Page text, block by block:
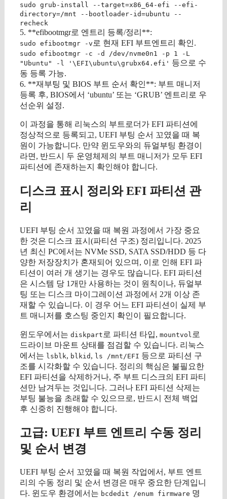
sudo grub-install --target=x86_64-efi --efi-
directory=/mnt --bootloader-id=ubuntu --
recheck
5. **efibootmgr로 엔트리 등록/정리**:
sudo efibootmgr -v 로 현재 EFI 부트엔트리 확인.
sudo efibootmgr -c -d /dev/nvme0n1 -p 1 -L
"Ubuntu" -l '\EFI\ubuntu\grubx64.efi' 등으로 수
동 등록 가능.
6. **재부팅 및 BIOS 부트 순서 확인**: 부트 매니저
등록 후, BIOS에서 ‘ubuntu’ 또는 ‘GRUB’ 엔트리로 우
선순위 설정.
이 과정을 통해 리눅스의 부트로더가 EFI 파티션에
정상적으로 등록되고, UEFI 부팅 순서 꼬였을 때 복
원이 가능합니다. 만약 윈도우와의 듀얼부팅 환경이
라면, 반드시 두 운영체제의 부트 매니저가 모두 EFI
파티션에 존재하는지 확인해야 합니다.
디스크 표시 정리와 EFI 파티션 관
리
UEFI 부팅 순서 꼬였을 때 복원 과정에서 가장 중요
한 것은 디스크 표시(파티션 구조) 정리입니다. 2025
년 최신 PC에서는 NVMe SSD, SATA SSD/HDD 등 다
양한 저장장치가 혼재되어 있으며, 이로 인해 EFI 파
티션이 여러 개 생기는 경우도 많습니다. EFI 파티션
은 시스템 당 1개만 사용하는 것이 원칙이나, 듀얼부
팅 또는 디스크 마이그레이션 과정에서 2개 이상 존
재할 수 있습니다. 이 경우 어느 EFI 파티션이 실제 부
트 매니저를 호스팅 중인지 확인이 필요합니다.
윈도우에서는 diskpart 로 파티션 타입, mountvol 로
드라이브 마운트 상태를 점검할 수 있습니다. 리눅스
에서는 lsblk, blkid , ls /mnt/EFI 등으로 파티션 구
조를 시각화할 수 있습니다. 정리의 핵심은 불필요한
EFI 파티션을 삭제하거나, 주 부트 디스크의 EFI 파티
션만 남겨두는 것입니다. 그러나 EFI 파티션 삭제는
부팅 불능을 초래할 수 있으므로, 반드시 전체 백업
후 신중히 진행해야 합니다.
고급: UEFI 부트 엔트리 수동 정리
및 순서 변경
UEFI 부팅 순서 꼬였을 때 복원 작업에서, 부트 엔트
리의 수동 정리 및 순서 변경은 매우 중요한 단계입니
다. 윈도우 환경에서는 bcdedit /enum firmware 명